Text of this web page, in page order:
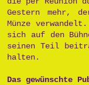
Gestern mehr,
Münze
sich auf den
seinen Teil
halten.
Das gewünschte